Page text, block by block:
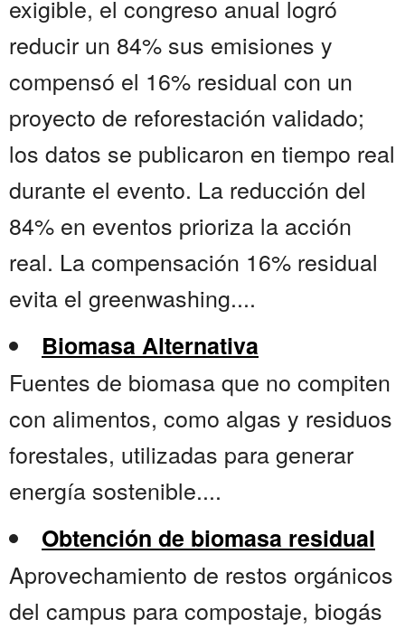
exigible, el congreso anual logró
reducir un 84% sus emisiones y
compensó el 16% residual con un
proyecto de reforestación validado;
los datos se publicaron en tiempo real
durante el evento. La reducción del
84% en eventos prioriza la acción
real. La compensación 16% residual
evita el greenwashing....
Biomasa Alternativa
Fuentes de biomasa que no compiten
con alimentos, como algas y residuos
forestales, utilizadas para generar
energía sostenible....
Obtención de biomasa residual
Aprovechamiento de restos orgánicos
del campus para compostaje, biogás